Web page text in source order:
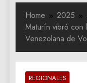
Home 2025
Maturín vibró con
Venezolana de
REGIONALES